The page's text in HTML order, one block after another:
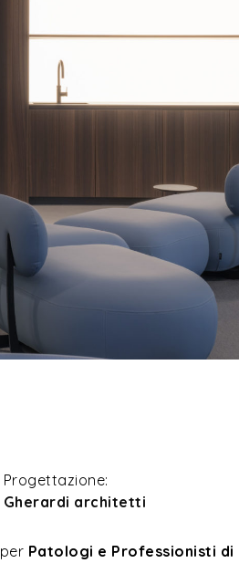
Progettazione:
Gherardi architetti
Patologi e Professionisti